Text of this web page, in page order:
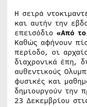
Η σειρά
και αυτήν την
επεισόδιο «Από
Καθώς αφήνουν
περίοδο, οι
διαχρονικά έπη,
αυθεντικούς
φυσικές και
δημιουργούν την
23 Δεκεμβρίου